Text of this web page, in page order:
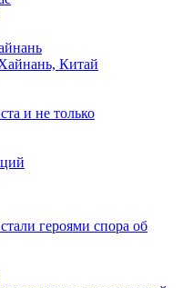
Китай
и не только
героями спора об